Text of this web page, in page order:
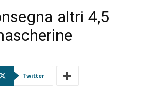
altri 4,5
Twitter